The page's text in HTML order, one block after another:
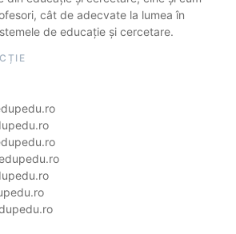
cât de adecvate la lumea în
de educație și cercetare.